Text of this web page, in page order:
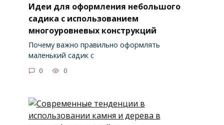
Идеи для оформления небольшого
садика с использованием
многоуровневых конструкций
Почему важно правильно оформлять
маленький садик с
0 0